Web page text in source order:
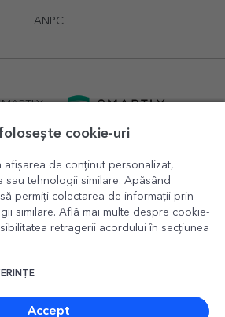
ANPC
Romania,
contact@stargift.ro
cookie-uri
afișarea de conținut personalizat,
sau tehnologii similare. Apăsând
permiți colectarea de informații prin
similare. Află mai multe despre cookie-
retragerii acordului în secțiunea
Accept